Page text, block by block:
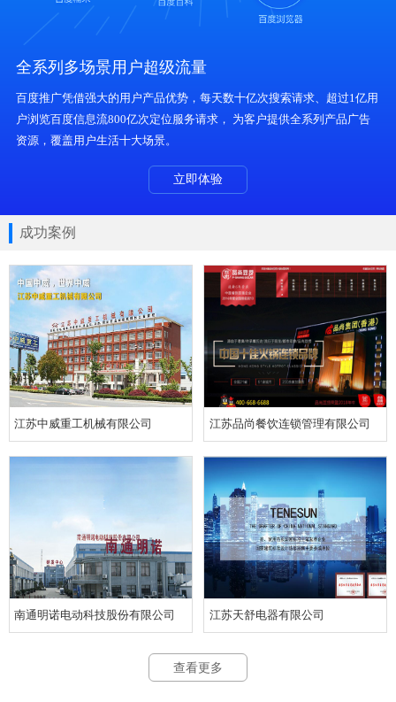
全系列多场景用户超级流量
百度推广凭借强大的用户产品优势，每天数十亿次搜索请求、超过1亿用
户浏览百度信息流800亿次定位服务请求， 为客户提供全系列产品广告
资源，覆盖用户生活十大场景。
立即体验
成功案例
江苏中威重工机械有限公司 江苏品尚餐饮连锁管理有限公司
南通明诺电动科技股份有限公司 江苏天舒电器有限公司
查看更多